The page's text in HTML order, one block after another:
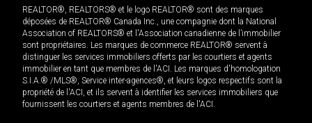
REALTOR®, REALTORS® et le logo REALTOR® sont des marques
déposées de REALTOR® Canada Inc., une compagnie dont la National
Association of REALTORS® et l'Association canadienne de l’immobilier
sont propriétaires. Les marques de commerce REALTOR® servent à
distinguer les services immobiliers offerts par les courtiers et agents
immobilier en tant que membres de l'ACI. Les marques d'homologation
S.I.A.® /MLS®, Service inter-agences®, et leurs logos respectifs sont la
propriété de l'ACI, et ils servent à identifier les services immobiliers que
fournissent les courtiers et agents membres de l'ACI.